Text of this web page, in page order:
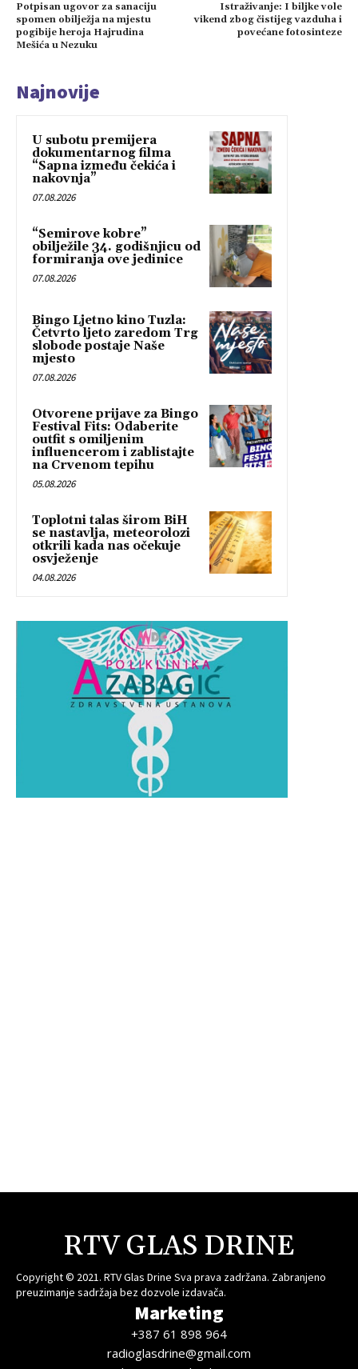
Potpisan ugovor za sanaciju
spomen obilježja na mjestu
pogibije heroja Hajrudina
Mešića u Nezuku
Istraživanje: I biljke vole
vikend zbog čistijeg vazduha i
povećane fotosinteze
Najnovije
U subotu premijera
dokumentarnog filma
“Sapna između čekića i
nakovnja”
07.08.2026
“Semirove kobre”
obilježile 34. godišnjicu od
formiranja ove jedinice
07.08.2026
Bingo Ljetno kino Tuzla:
Četvrto ljeto zaredom Trg
slobode postaje Naše
mjesto
07.08.2026
Otvorene prijave za Bingo
Festival Fits: Odaberite
outfit s omiljenim
influencerom i zablistajte
na Crvenom tepihu
05.08.2026
Toplotni talas širom BiH
se nastavlja, meteorolozi
otkrili kada nas očekuje
osvježenje
04.08.2026
RTV GLAS DRINE
Copyright © 2021. RTV Glas Drine Sva prava zadržana. Zabranjeno
preuzimanje sadržaja bez dozvole izdavača.
Marketing
+387 61 898 964
radioglasdrine@gmail.com